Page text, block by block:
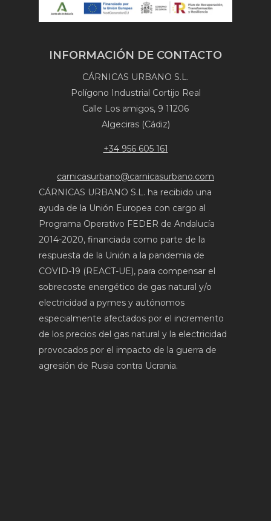
INFORMACIÓN DE CONTACTO
CÁRNICAS URBANO S.L.
Polígono Industrial Cortijo Real
Calle Los amigos, 9 11206
Algeciras (Cádiz)
+34 956 605 161
carnicasurbano@carnicasurbano.com
CÁRNICAS URBANO S.L. ha recibido una
ayuda de la Unión Europea con cargo al
Programa Operativo FEDER de Andalucía
2014-2020, financiada como parte de la
respuesta de la Unión a la pandemia de
COVID-19 (REACT-UE), para compensar el
sobrecoste energético de gas natural y/o
electricidad a pymes y autónomos
especialmente afectados por el incremento
de los precios del gas natural y la electricidad
provocados por el impacto de la guerra de
agresión de Rusia contra Ucrania.